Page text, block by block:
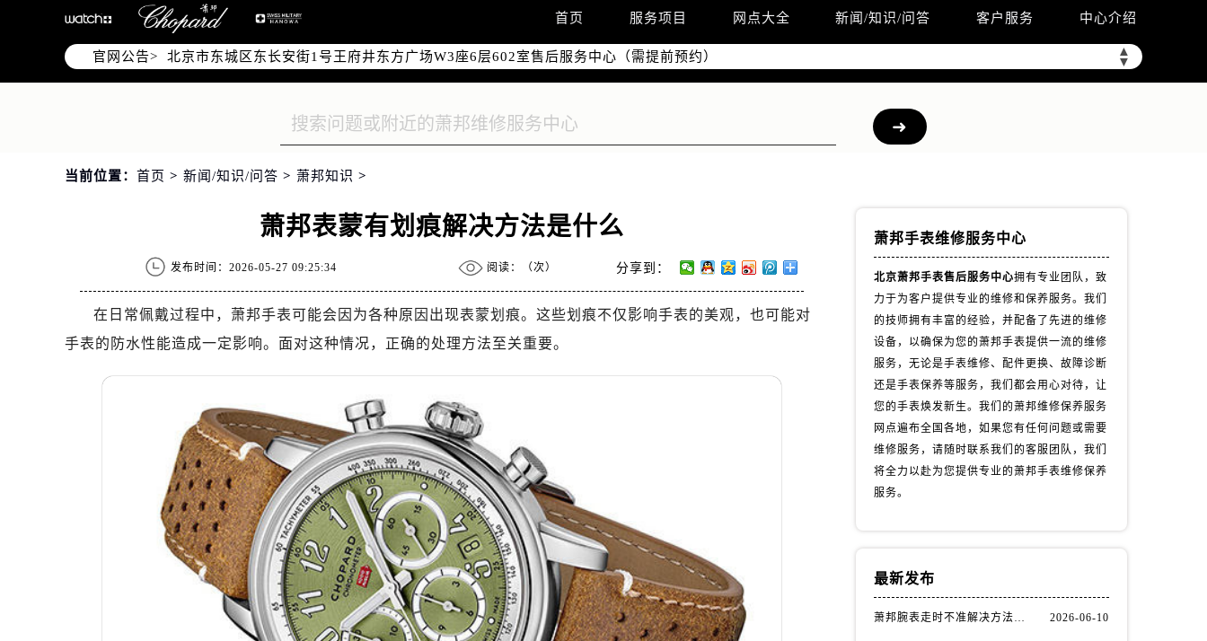
首页 服务项目 网点大全 新闻/知识/问答 客户服务 中心介绍
官网公告> ▲
▼
北京市朝阳区建国门外大街甲6号华熙国际中心写字楼D座11层1102室（需提前预约）
北京市朝阳区建国门外大街甲6号华熙国际中心D座11层1102室售后服务中心（需提前预约）
北京市东城区东长安街1号王府井东方广场W3座6层602室售后服务中心（需提前预约）
节假日正常营业！
当前位置： 首页 > 新闻/知识/问答 > 萧邦知识 >
萧邦表蒙有划痕解决方法是什么
发布时间：2026-05-27 09:25:34 阅读：（次） 分享到：
在日常佩戴过程中，萧邦手表可能会因为各种原因出现表蒙划痕。这些划痕不仅影响手表的美观，也可能对
手表的防水性能造成一定影响。面对这种情况，正确的处理方法至关重要。
萧邦手表维修服务中心
北京萧邦手表售后服务中心拥有专业团队，致
力于为客户提供专业的维修和保养服务。我们
的技师拥有丰富的经验，并配备了先进的维修
设备，以确保为您的萧邦手表提供一流的维修
服务，无论是手表维修、配件更换、故障诊断
还是手表保养等服务，我们都会用心对待，让
您的手表焕发新生。我们的萧邦维修保养服务
网点遍布全国各地，如果您有任何问题或需要
维修服务，请随时联系我们的客服团队，我们
将全力以赴为您提供专业的萧邦手表维修保养
服务。
最新发布
萧邦腕表走时不准解决方法汇总 2026-06-10